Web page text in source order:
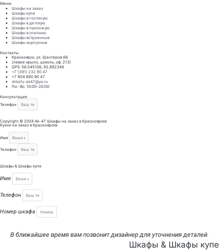
Меню
Шкафы на заказ
Шкафы купе
Шкафы в гостиную
Шкафы в детскую
Шкафы в прихожую
Шкафы в спальню
Шкафы встроенные
Шкафы корпусные
Контакты
Красноярск, ул. Шахтёров 66
(левое крыло, цоколь, оф. 213)
GPS: 56.045106, 92.892349
+7 (391) 232 90 47
+7 904 890 90 47
shkafy-ak47@ya.ru
Пн.-Вс. 10:00-20:00
Консультация
Телефон
Copyright © 2004 Ak-47 Шкафы на заказ в Красноярске
Кухни на заказ в Красноярске
Прокрутка
вверх
Имя
Телефон
Шкафы & Шкафы купе
Имя
Телефон
Номер шкафа
В ближайшее время вам позвонит дизайнер для уточнения деталей.
Шкафы & Шкафы купе